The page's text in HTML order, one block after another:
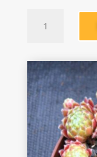
Menge